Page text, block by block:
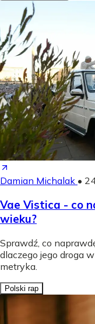
Damian Michalak •
Vae Vistica - co
wieku?
Sprawdź, co
dlaczego jego droga
metryka.
Polski rap